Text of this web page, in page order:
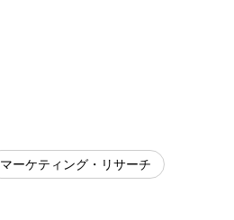
マーケティング・リサーチ